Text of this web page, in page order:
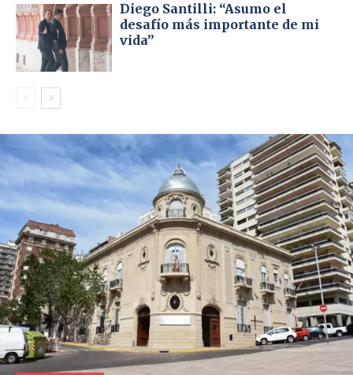
Diego Santilli: “Asumo el
desafío más importante de mi
vida”